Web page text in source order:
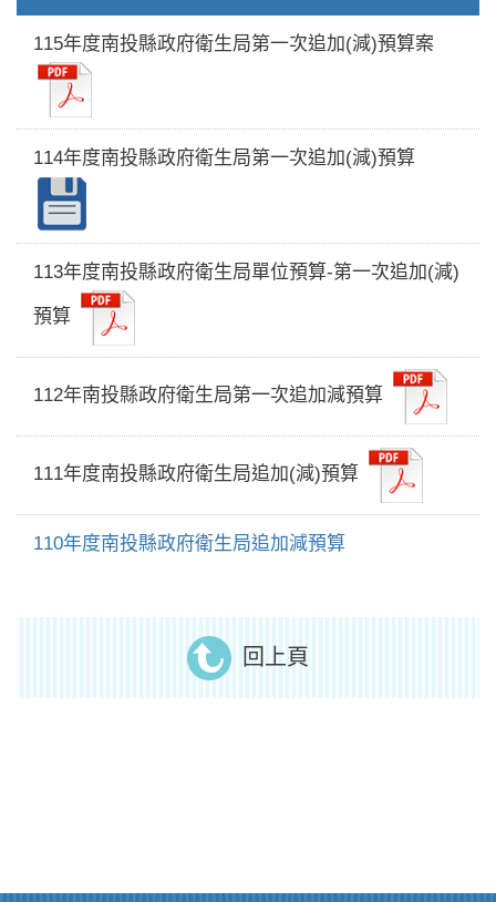
115年度南投縣政府衛生局第一次追加(減)預算案
114年度南投縣政府衛生局第一次追加(減)預算
113年度南投縣政府衛生局單位預算-第一次追加(減)
預算
112年南投縣政府衛生局第一次追加減預算
111年度南投縣政府衛生局追加(減)預算
110年度南投縣政府衛生局追加減預算
回上頁